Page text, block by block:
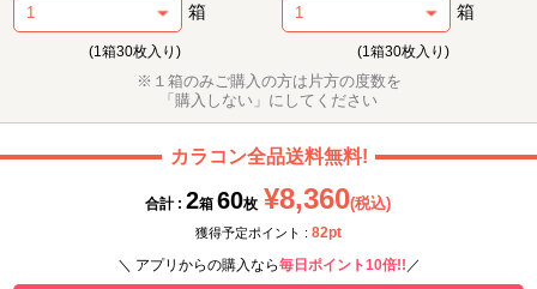
箱
(1箱30枚入り)
箱
(1箱30枚入り)
※１箱のみご購入の方は片方の度数を
「購入しない」にしてください
カラコン全品送料無料!
合計 : 2箱 60枚 ¥8,360(税込)
獲得予定ポイント : 82pt
＼ アプリからの購入なら毎日ポイント10倍!! ／